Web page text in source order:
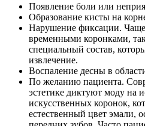
Появление боли или
Образование кисты на
Нарушение фиксации. Чаще
временными коронками,
специальный состав,
извлечение.
Воспаление десны в
По желанию пациента.
эстетике диктуют моду на
искусственных коронок,
естественный цвет эмали,